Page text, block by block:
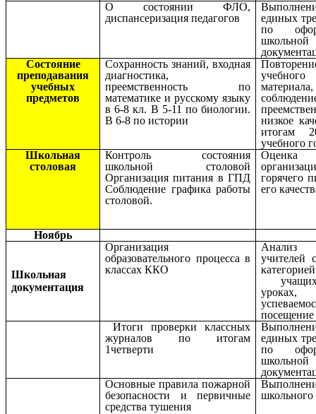
О состоянии ФЛО,
диспансеризация педагогов
единых
по
школьной
Состояние
преподавания
учебных
предметов
Сохранность знаний, входная
диагностика,
преемственность по
математике и русскому языку
в 6-8 кл. В 5-11 по биологии.
В 6-8 по истории
учебного
материала,
низкое
итогам
учебного
Школьная
столовая
Контроль состояния
школьной столовой
Организация питания в ГПД
Соблюдение графика работы
столовой.
Оценка
горячего
его
Ноябрь
Школьная
документация
Организация
образовательного процесса в
классах ККО
Анализ
учителей
категорией
посещение
Итоги проверки классных
журналов по итогам
1четверти
единых
по
школьной
Основные правила пожарной
безопасности и первичные
средства тушения